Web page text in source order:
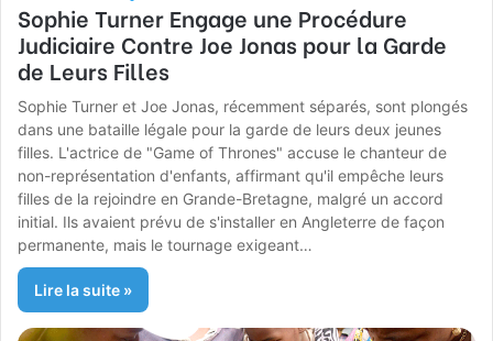
Sophie Turner Engage une Procédure
Judiciaire Contre Joe Jonas pour la Garde
de Leurs Filles
Sophie Turner et Joe Jonas, récemment séparés, sont plongés
dans une bataille légale pour la garde de leurs deux jeunes
filles. L'actrice de "Game of Thrones" accuse le chanteur de
non-représentation d'enfants, affirmant qu'il empêche leurs
filles de la rejoindre en Grande-Bretagne, malgré un accord
initial. Ils avaient prévu de s'installer en Angleterre de façon
permanente, mais le tournage exigeant…
Lire la suite »